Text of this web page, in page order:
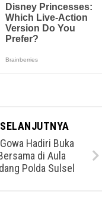
Hadiri Buka
di Aula
Polda Sulsel